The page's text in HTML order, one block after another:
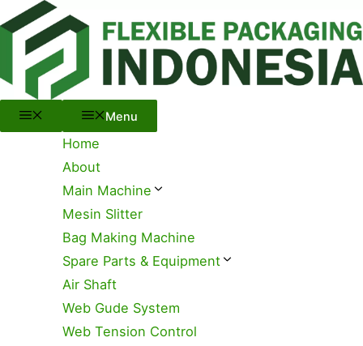
Skip
to
content
Menu
Menu
Home
About
Main Machine
Mesin Slitter
Bag Making Machine
Spare Parts & Equipment
Air Shaft
Web Gude System
Web Tension Control